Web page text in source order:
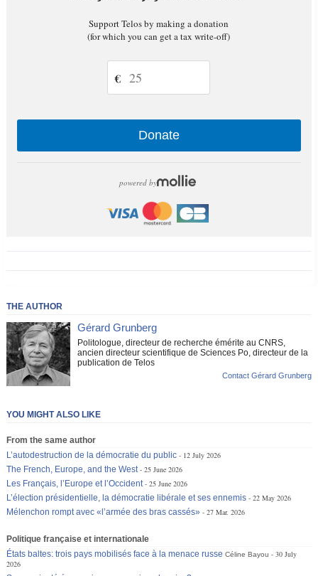
Support Telos by making a donation
(for which you can get a tax write-off)
€
Donate
powered by
THE AUTHOR
Gérard Grunberg
Politologue, directeur de recherche émérite au CNRS,
ancien directeur scientifique de Sciences Po, directeur de la
publication de Telos
Contact Gérard Grunberg
YOU MIGHT ALSO LIKE
From the same author
L’autodestruction de la démocratie du public
12 July 2026
The French, Europe, and the West
25 June 2026
Les Français, l’Europe et l’Occident
25 June 2026
L’élection présidentielle, la démocratie libérale et ses ennemis
22 May 2026
Mélenchon rompt avec «l’armée des bras cassés»
27 Mar. 2026
Politique française et internationale
États baltes: trois pays mobilisés face à la menace russe Céline Bayou
30 July
2026